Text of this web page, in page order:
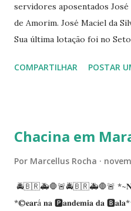
servidores aposentados José
de Amorim. José Maciel da
Sua última lotação foi no
Siqueira Amorim faleceu em
enquanto atuaram nesta
COMPARTILHAR POSTAR
Chacina em
Por Marcellus Rocha
🚔🇧🇷🚑🛑🚨🚔🇧🇷🚑🛑🚨
*©️𝐞𝐚𝐫á 𝐧𝐚 🅿️𝐚𝐧𝐝𝐞𝐦𝐢𝐚 𝐝𝐚